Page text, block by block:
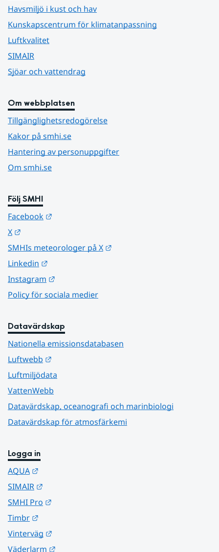
Havsmiljö i kust och hav
Kunskapscentrum för klimatanpassning
Luftkvalitet
SIMAIR
Sjöar och vattendrag
Om webbplatsen
Tillgänglighetsredogörelse
Kakor på smhi.se
Hantering av personuppgifter
Om smhi.se
Följ SMHI
Facebook
X
SMHIs meteorologer på X
Linkedin
Instagram
Policy för sociala medier
Datavärdskap
Nationella emissionsdatabasen
Luftwebb
Luftmiljödata
VattenWebb
Datavärdskap, oceanografi och marinbiologi
Datavärdskap för atmosfärkemi
Logga in
AQUA
SIMAIR
SMHI Pro
Timbr
Vinterväg
Väderlarm